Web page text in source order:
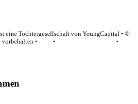
eine Tochtergesellschaft von YoungCapital • ©
•
•
•